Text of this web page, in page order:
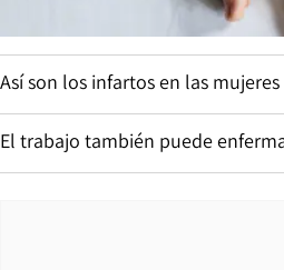
Así son los infartos en las mujeres
El trabajo también puede